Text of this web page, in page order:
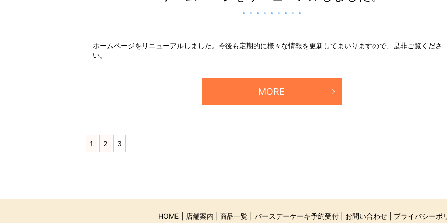
ホームページをリニューアルしました。今後も定期的に様々な情報を更新してまいりますので、是非ご覧くださ
い。
MORE
1 2 3
HOME 店舗案内 商品一覧 バースデーケーキ予約受付 お問い合わせ プライバシーポ